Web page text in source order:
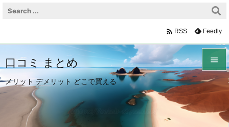


メニュ
サイド
 RSS Feedly
口コミ まとめ
メリット デメリット どこで買える